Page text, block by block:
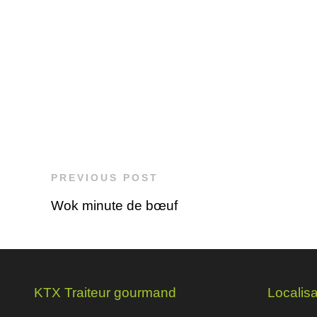
PREVIOUS POST
Wok minute de bœuf
KTX Traiteur gourmand